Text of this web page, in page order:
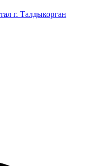
г. Талдыкорган